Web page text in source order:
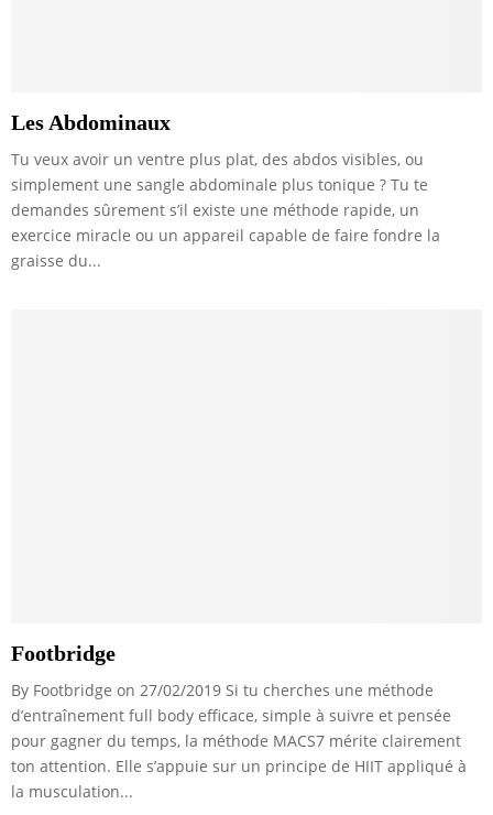
Les Abdominaux
Tu veux avoir un ventre plus plat, des abdos visibles, ou
simplement une sangle abdominale plus tonique ? Tu te
demandes sûrement s’il existe une méthode rapide, un
exercice miracle ou un appareil capable de faire fondre la
graisse du...
Footbridge
By Footbridge on 27/02/2019 Si tu cherches une méthode
d’entraînement full body efficace, simple à suivre et pensée
pour gagner du temps, la méthode MACS7 mérite clairement
ton attention. Elle s’appuie sur un principe de HIIT appliqué à
la musculation...